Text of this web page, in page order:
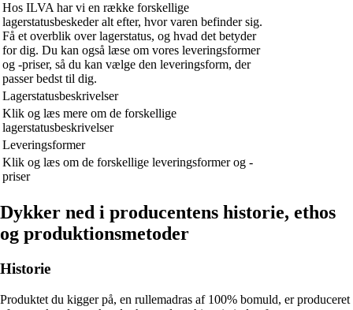
Hos ILVA har vi en række forskellige
lagerstatusbeskeder alt efter, hvor varen befinder sig.
Få et overblik over lagerstatus, og hvad det betyder
for dig. Du kan også læse om vores leveringsformer
og -priser, så du kan vælge den leveringsform, der
passer bedst til dig.
Lagerstatusbeskrivelser
Klik og læs mere om de forskellige
lagerstatusbeskrivelser
Leveringsformer
Klik og læs om de forskellige leveringsformer og -
priser
Dykker ned i producentens historie, ethos
og produktionsmetoder
Historie
Produktet du kigger på, en rullemadras af 100% bomuld, er produceret